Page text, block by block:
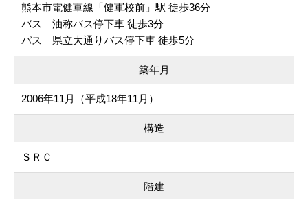
熊本市電健軍線「健軍校前」駅 徒歩36分
バス 油称バス停下車 徒歩3分
バス 県立大通りバス停下車 徒歩5分
築年月
2006年11月（平成18年11月）
構造
ＳＲＣ
階建